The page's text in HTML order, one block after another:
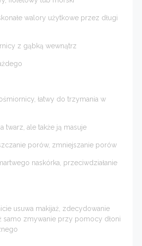
walory użytkowe przez długi
z gąbką wewnątrz
ośmiornicy, łatwy do trzymania w
twarz, ale także ją masuje
porów, zmniejszanie porów
naskórka, przeciwdziałanie
usuwa makijaż, zdecydowanie
samo zmywanie przy pomocy dłoni